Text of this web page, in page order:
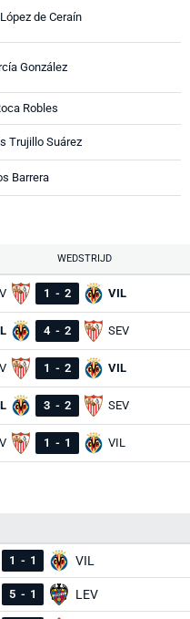
de Ceraín
González
Robles
Trujillo Suárez
Barrera
WEDSTRIJD
1 - 2 VIL
4 - 2 SEV
1 - 2 VIL
3 - 2 SEV
1 - 1 VIL
1 - 1 VIL
5 - 1 LEV